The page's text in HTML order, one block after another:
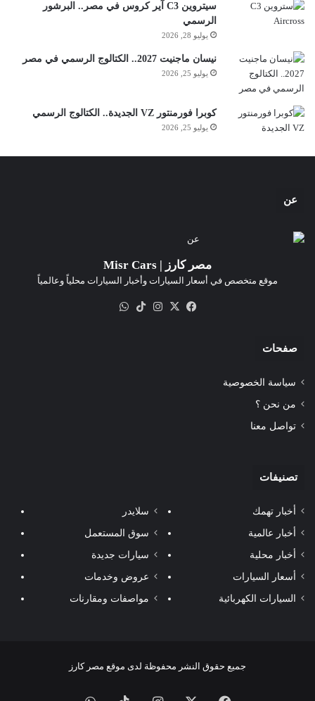
سيتروين C3 آير كروس في مصر.. البرشور
الرسمي
يوليو 28, 2026
نيسان ماجنيت 2027.. الكتالوج الرسمي في مصر
يوليو 25, 2026
كوبرا فورمنتور VZ الجديدة.. الكتالوج الرسمي
يوليو 25, 2026
عن
مصر كارز | Misr Cars
موقع متخصص في أسعار السيارات وأخبار السيارات محلياً وعالمياً
فيسبوك
‫X انستقرام‫TikTok
صفحات
سياسة الخصوصية
من نحن ؟
تواصل معنا
تصنيفات
أخبار تهمك
أخبار عالمية
أخبار محلية
أسعار السيارات
السيارات الكهربائية
سلايدر
سوق المستعمل
سيارات جديدة
عروض وخدمات
مواصفات ومقارنات
جميع حقوق النشر محفوظة لدى موقع مصر كارز